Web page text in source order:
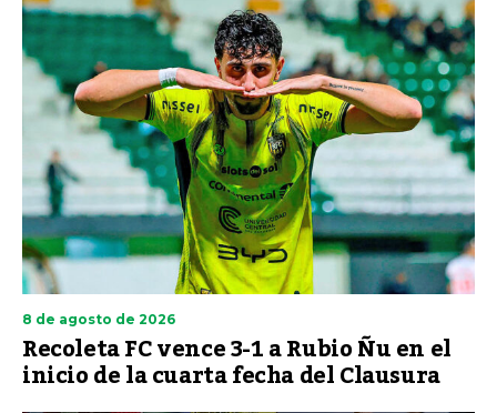
8 de agosto de 2026
Recoleta FC vence 3-1 a Rubio Ñu en el
inicio de la cuarta fecha del Clausura